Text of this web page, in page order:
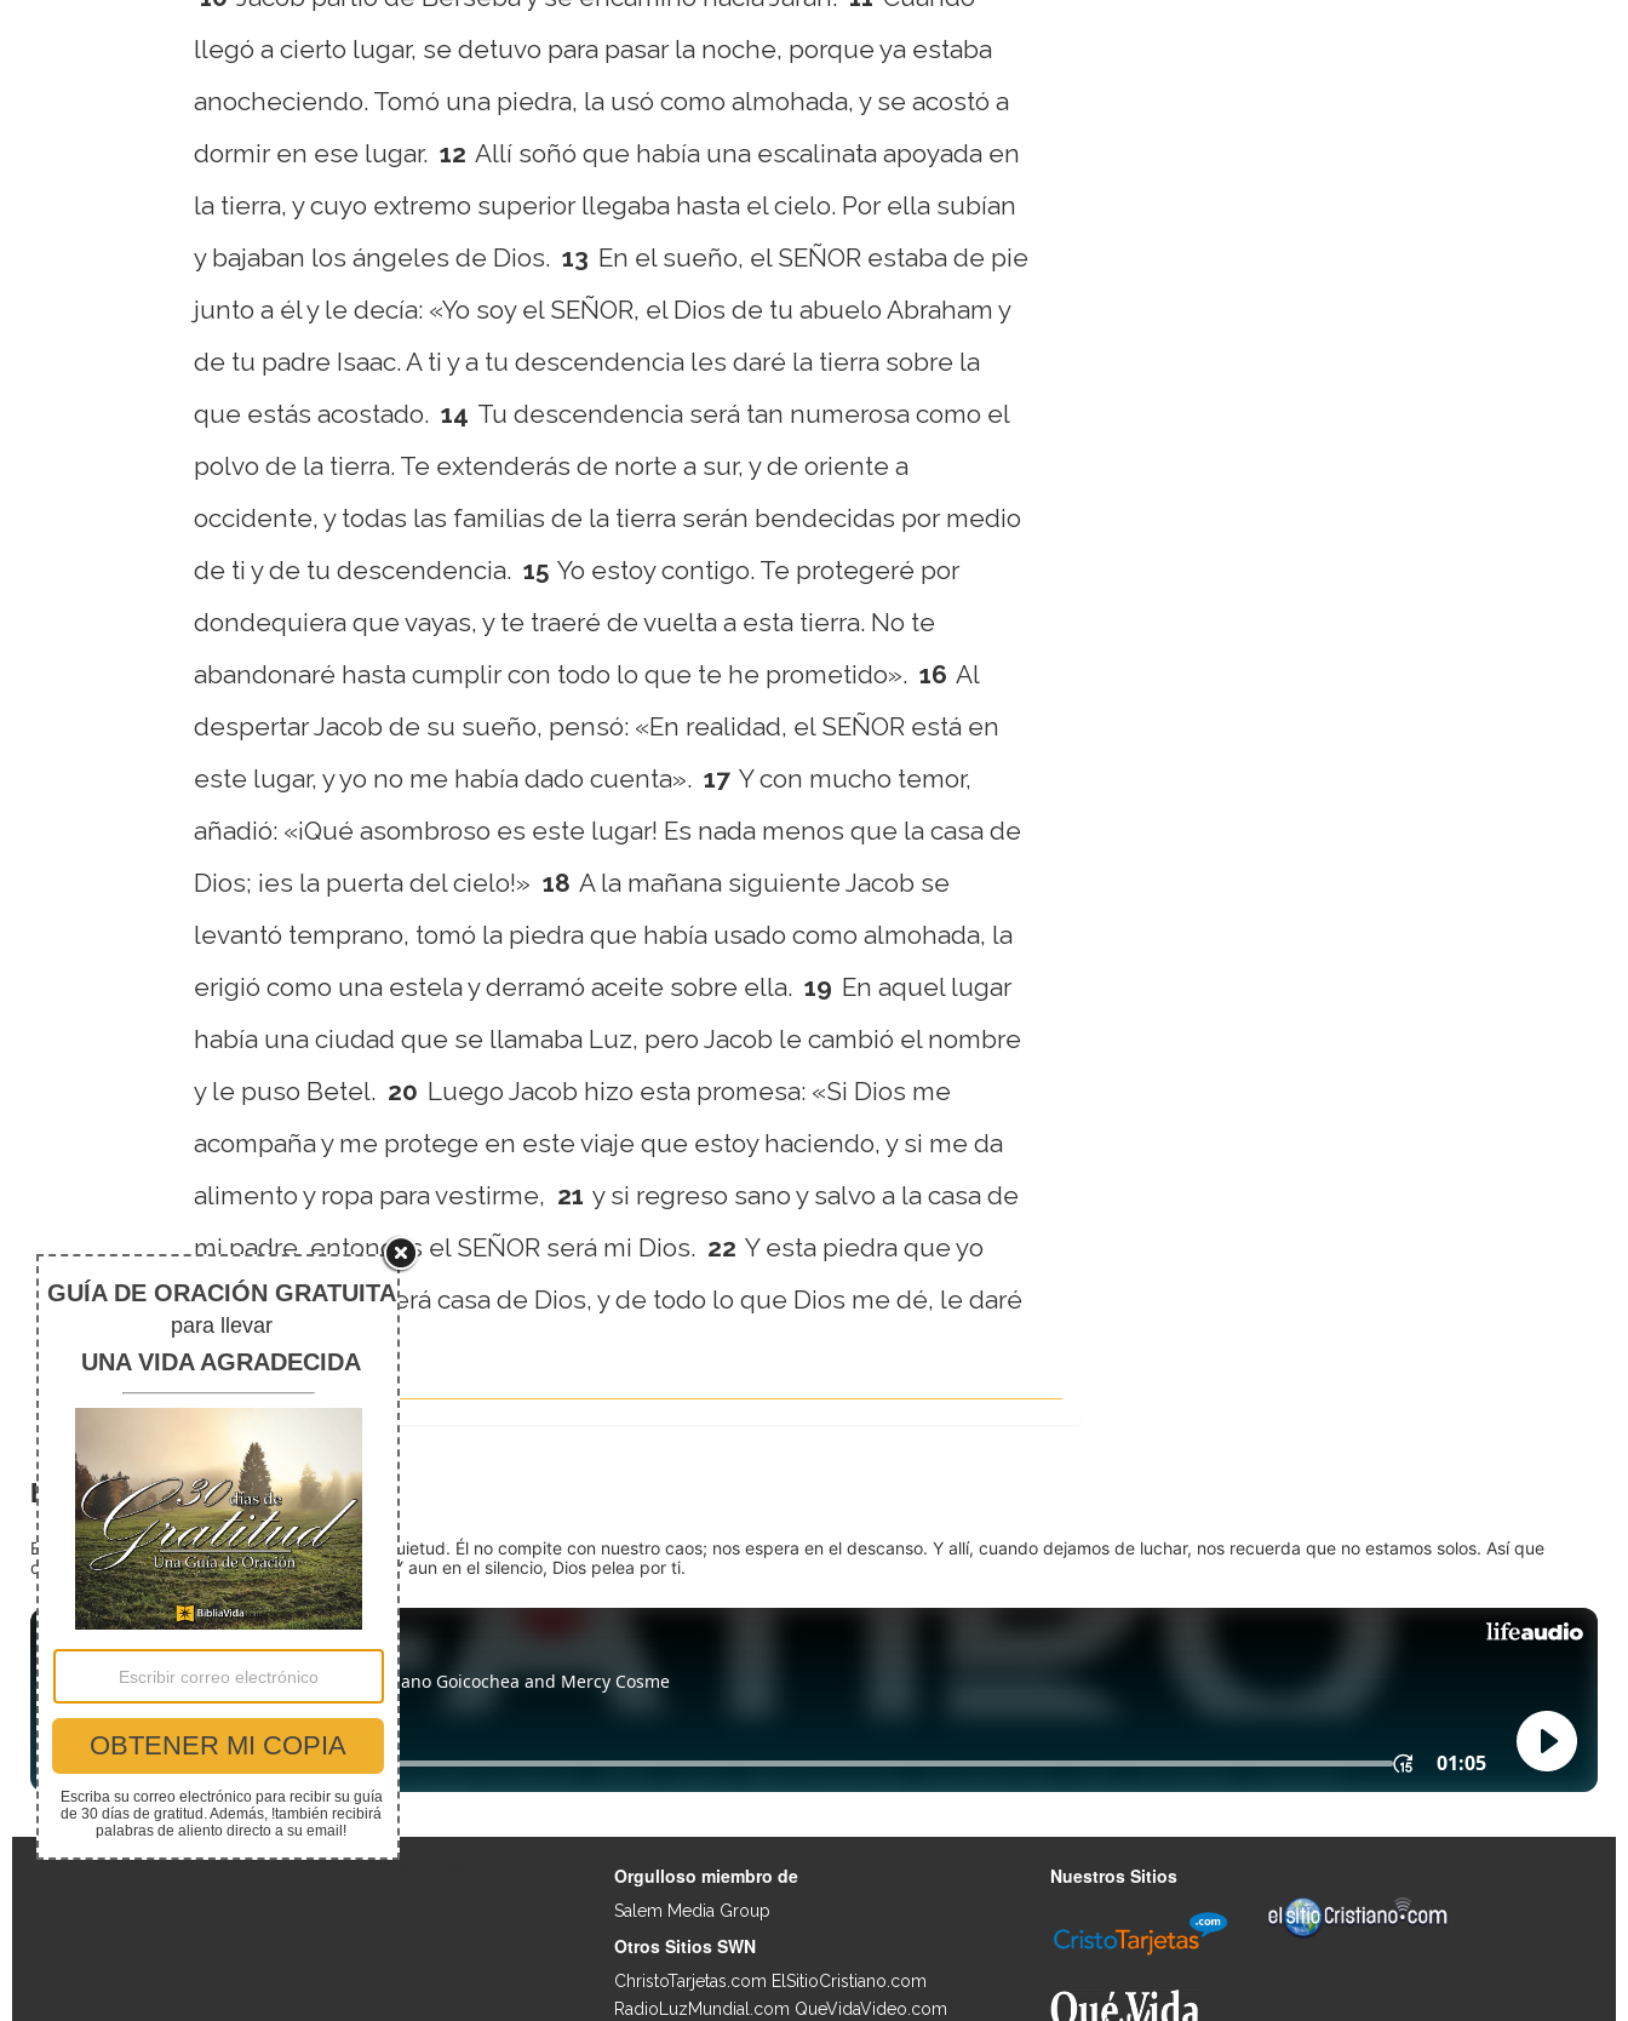
llegó a cierto lugar, se detuvo para pasar la noche, porque ya estaba
anocheciendo. Tomó una piedra, la usó como almohada, y se acostó a
dormir en ese lugar. 12 Allí soñó que había una escalinata apoyada en
la tierra, y cuyo extremo superior llegaba hasta el cielo. Por ella subían
y bajaban los ángeles de Dios. 13 En el sueño, el SEÑOR estaba de pie
junto a él y le decía: «Yo soy el SEÑOR, el Dios de tu abuelo Abraham y
de tu padre Isaac. A ti y a tu descendencia les daré la tierra sobre la
que estás acostado. 14 Tu descendencia será tan numerosa como el
polvo de la tierra. Te extenderás de norte a sur, y de oriente a
occidente, y todas las familias de la tierra serán bendecidas por medio
de ti y de tu descendencia. 15 Yo estoy contigo. Te protegeré por
dondequiera que vayas, y te traeré de vuelta a esta tierra. No te
abandonaré hasta cumplir con todo lo que te he prometido». 16 Al
despertar Jacob de su sueño, pensó: «En realidad, el SEÑOR está en
este lugar, y yo no me había dado cuenta». 17 Y con mucho temor,
añadió: «¡Qué asombroso es este lugar! Es nada menos que la casa de
Dios; ¡es la puerta del cielo!» 18 A la mañana siguiente Jacob se
levantó temprano, tomó la piedra que había usado como almohada, la
erigió como una estela y derramó aceite sobre ella. 19 En aquel lugar
había una ciudad que se llamaba Luz, pero Jacob le cambió el nombre
y le puso Betel. 20 Luego Jacob hizo esta promesa: «Si Dios me
acompaña y me protege en este viaje que estoy haciendo, y si me da
alimento y ropa para vestirme, 21 y si regreso sano y salvo a la casa de
mi padre, entonces el SEÑOR será mi Dios. 22 Y esta piedra que yo
erigí como pilar será casa de Dios, y de todo lo que Dios me dé, le daré
la décima parte».
El silencio
En medio del ruido, Dios nos encuentra en la quietud. Él no compite con nuestro caos; nos espera en el descanso. Y allí, cuando dejamos de luchar, nos recuerda que no estamos solos. Así que
detente (quédate quieto) Dios está presente. Y aun en el silencio, Dios pelea por ti.
Orgulloso miembro de
Salem Media Group
Otros Sitios SWN
ChristoTarjetas.com ElSitioCristiano.com
RadioLuzMundial.com QueVidaVideo.com
Nuestros Sitios